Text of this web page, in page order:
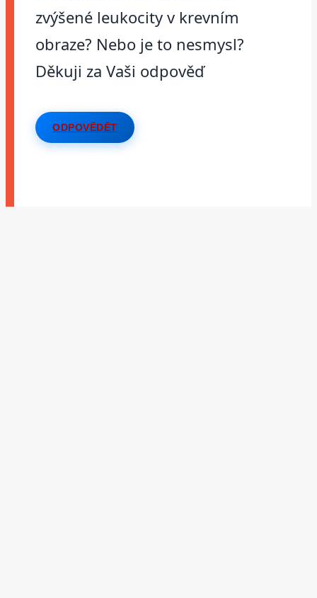
zvýšené leukocity v krevním
obraze? Nebo je to nesmysl?
Děkuji za Vaši odpověď
ODPOVĚDĚT